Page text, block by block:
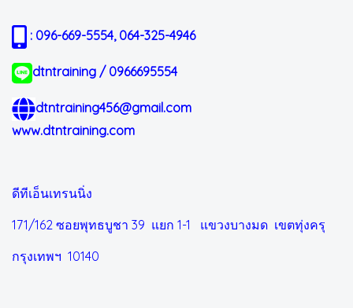
: 096-669-5554, 064-325-4946
dtntraining / 0966695554
dtntraining456@gmail.com
www.dtntraining.com
ดีทีเอ็นเทรนนิ่ง
171/162 ซอยพุทธบูชา 39 แยก 1-1 แขวงบางมด เขตทุ่งครุ
กรุงเทพฯ 10140